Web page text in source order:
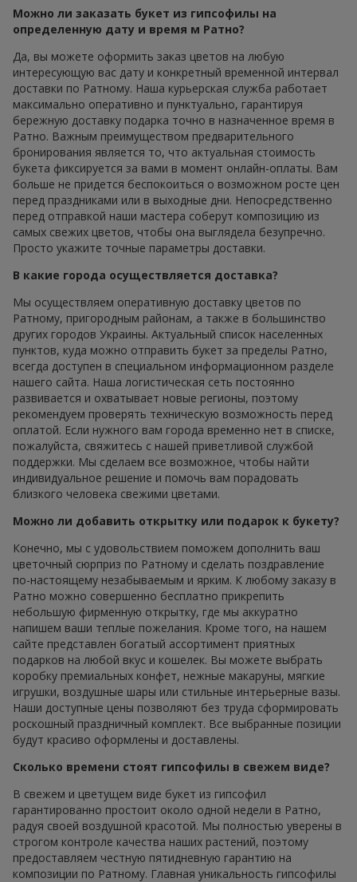
Можно ли заказать букет из гипсофилы на
определенную дату и время м Ратно?
Да, вы можете оформить заказ цветов на любую
интересующую вас дату и конкретный временной интервал
доставки по Ратному. Наша курьерская служба работает
максимально оперативно и пунктуально, гарантируя
бережную доставку подарка точно в назначенное время в
Ратно. Важным преимуществом предварительного
бронирования является то, что актуальная стоимость
букета фиксируется за вами в момент онлайн-оплаты. Вам
больше не придется беспокоиться о возможном росте цен
перед праздниками или в выходные дни. Непосредственно
перед отправкой наши мастера соберут композицию из
самых свежих цветов, чтобы она выглядела безупречно.
Просто укажите точные параметры доставки.
В какие города осуществляется доставка?
Мы осуществляем оперативную доставку цветов по
Ратному, пригородным районам, а также в большинство
других городов Украины. Актуальный список населенных
пунктов, куда можно отправить букет за пределы Ратно,
всегда доступен в специальном информационном разделе
нашего сайта. Наша логистическая сеть постоянно
развивается и охватывает новые регионы, поэтому
рекомендуем проверять техническую возможность перед
оплатой. Если нужного вам города временно нет в списке,
пожалуйста, свяжитесь с нашей приветливой службой
поддержки. Мы сделаем все возможное, чтобы найти
индивидуальное решение и помочь вам порадовать
близкого человека свежими цветами.
Можно ли добавить открытку или подарок к букету?
Конечно, мы с удовольствием поможем дополнить ваш
цветочный сюрприз по Ратному и сделать поздравление
по-настоящему незабываемым и ярким. К любому заказу в
Ратно можно совершенно бесплатно прикрепить
небольшую фирменную открытку, где мы аккуратно
напишем ваши теплые пожелания. Кроме того, на нашем
сайте представлен богатый ассортимент приятных
подарков на любой вкус и кошелек. Вы можете выбрать
коробку премиальных конфет, нежные макаруны, мягкие
игрушки, воздушные шары или стильные интерьерные вазы.
Наши доступные цены позволяют без труда сформировать
роскошный праздничный комплект. Все выбранные позиции
будут красиво оформлены и доставлены.
Сколько времени стоят гипсофилы в свежем виде?
В свежем и цветущем виде букет из гипсофил
гарантированно простоит около одной недели в Ратно,
радуя своей воздушной красотой. Мы полностью уверены в
строгом контроле качества наших растений, поэтому
предоставляем честную пятидневную гарантию на
композиции по Ратному. Главная уникальность гипсофилы